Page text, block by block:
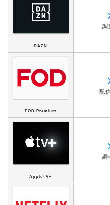
DAZN
調
FOD Premium
配
AppleTV+
調